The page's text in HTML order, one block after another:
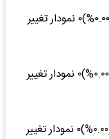
هر کیلو نبشی ۵ ایرانی ۶ متری ۲۲ ۴۶,۰۰۰ (۰.۰۰%)۰ نمودار تغییر
هر کیلو نبشی ۶ ایرانی ۶ متری ۳۲ ۴۶,۰۰۰ (۰.۰۰%)۰ نمودار تغییر
هر کیلو نبشی ۸ ایرانی ۶ متری ۵۸ ۴۶,۰۰۰ (۰.۰۰%)۰ نمودار تغییر